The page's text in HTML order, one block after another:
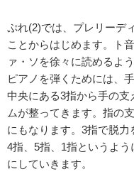
ぷれ(2)では、プレリーデ
ことからはじめます。ト
ァ・ソを徐々に読めるよ
ピアノを弾くためには、
中央にある3指から手の
ムが整ってきます。指の
にもなります。3指で脱力
4指、5指、1指というよ
にしていきます。